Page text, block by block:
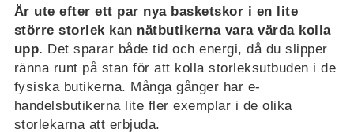
Är ute efter ett par nya basketskor i en lite
större storlek kan nätbutikerna vara värda kolla
upp. Det sparar både tid och energi, då du slipper
ränna runt på stan för att kolla storleksutbuden i de
fysiska butikerna. Många gånger har e-
handelsbutikerna lite fler exemplar i de olika
storlekarna att erbjuda.